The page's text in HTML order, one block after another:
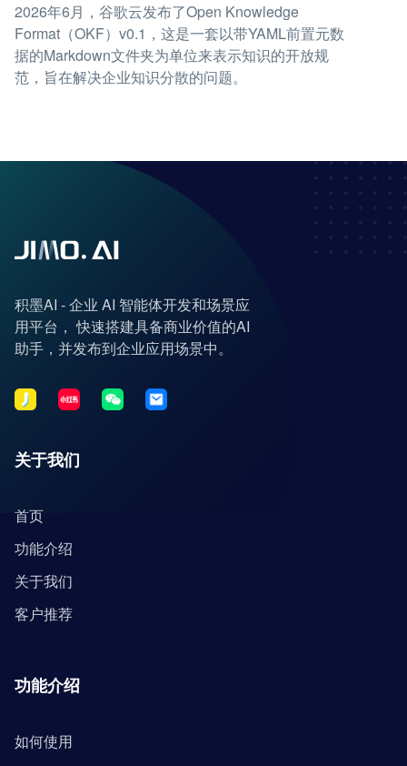
2026年6月，谷歌云发布了Open Knowledge
Format（OKF）v0.1，这是一套以带YAML前置元数
据的Markdown文件夹为单位来表示知识的开放规
范，旨在解决企业知识分散的问题。
积墨AI - 企业 AI 智能体开发和场景应
用平台， 快速搭建具备商业价值的AI
助手，并发布到企业应用场景中。
关于我们
首页
功能介绍
关于我们
客户推荐
功能介绍
如何使用